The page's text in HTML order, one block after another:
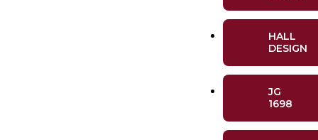
HALL
DESIGN
JG
1698